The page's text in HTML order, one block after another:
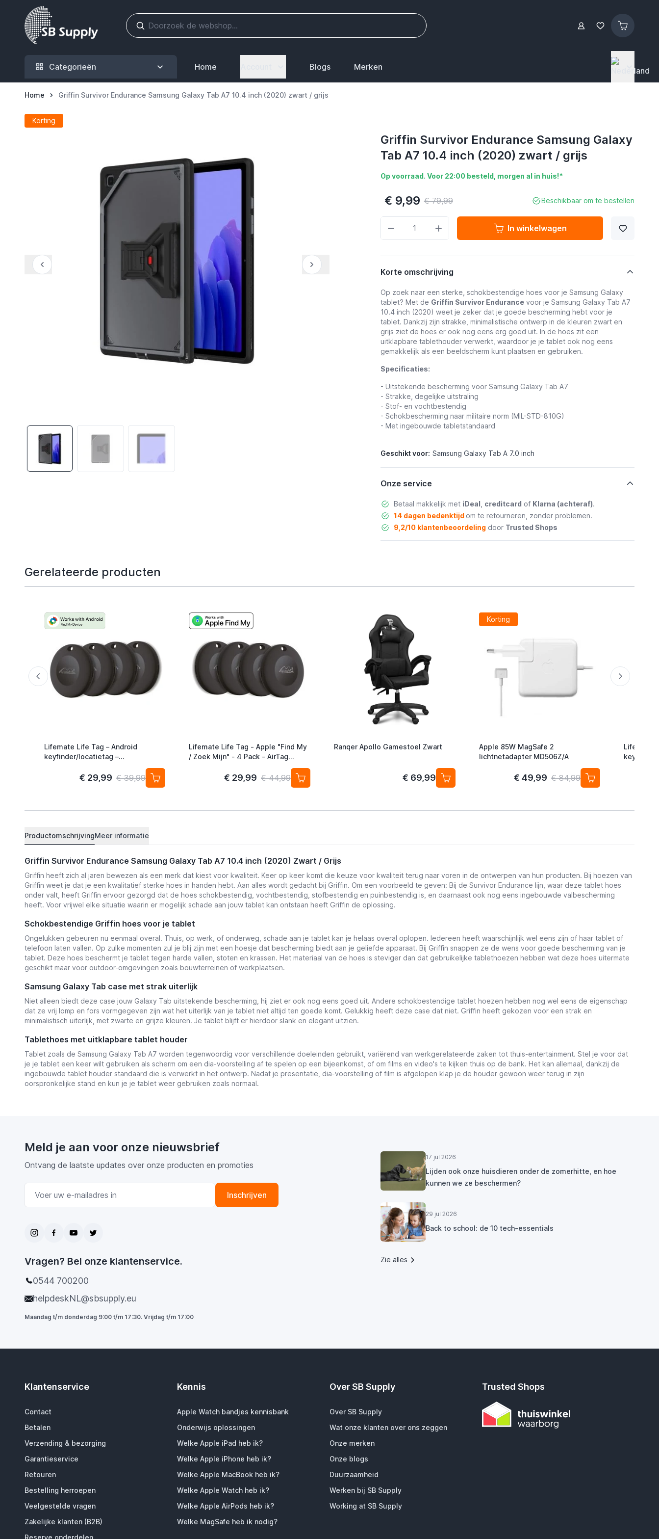
Ga naar de inhoud
Categorieën Home Blogs Merken
Home Griffin Survivor Endurance Samsung Galaxy Tab A7 10.4 inch (2020) zwart / grijs
Korting
Griffin Survivor Endurance Samsung Galaxy
Tab A7 10.4 inch (2020) zwart / grijs
Op voorraad. Voor 22:00 besteld, morgen al in huis!*
€ 9,99 € 79,99 Beschikbaar om te bestellen
In winkelwagen
Korte omschrijving
Op zoek naar een sterke, schokbestendige hoes voor je Samsung Galaxy
tablet? Met de Griffin Survivor Endurancevoor je Samsung Galaxy Tab A7
10.4 inch (2020) weet je zeker dat je goede bescherming hebt voor je
tablet. Dankzij zijn strakke, minimalistische ontwerp in de kleuren zwart en
grijs ziet de hoes er ook nog eens erg goed uit. In de hoes zit een
uitklapbare tablethouder verwerkt, waardoor je je tablet ook nog eens
gemakkelijk als een beeldscherm kunt plaatsen en gebruiken.
Specificaties:
- Uitstekende bescherming voor Samsung Galaxy Tab A7
- Strakke, degelijke uitstraling
- Stof- en vochtbestendig
- Schokbescherming naar militaire norm (MIL-STD-810G)
- Met ingebouwde tabletstandaard
Geschikt voor: Samsung Galaxy Tab A 7.0 inch
Onze service
Betaal makkelijk met iDeal creditcard of Klarna (achteraf).
14 dagen bedenktijd om te retourneren, zonder problemen.
9,2/10 klantenbeoordelingdoor Trusted Shops
Gerelateerde producten
Lifemate Life Tag – Android
keyfinder/locatietag –
Android/Google Find My Device –
€ 29,99 € 39,99
Lifemate Life Tag - Apple "Find My
/ Zoek Mijn" - 4 Pack - AirTag
€ 29,99 € 44,99
Ranqer Apollo Gamestoel Zwart
€ 69,99
Korting
Apple 85W MagSafe 2
lichtnetadapter MD506Z/A
€ 49,99 € 84,99
Lifemate
ProductomschrijvingMeer informatie
Griffin Survivor Endurance Samsung Galaxy Tab A7 10.4 inch (2020) Zwart / Grijs
Griffin heeft zich al jaren bewezen als een merk dat kiest voor kwaliteit. Keer op keer komt die keuze voor kwaliteit terug naar voren in de ontwerpen van hun producten. Bij hoezen van
Griffin weet je dat je een kwalitatief sterke hoes in handen hebt. Aan alles wordt gedacht bij Griffin. Om een voorbeeld te geven: Bij de Survivor Endurance lijn, waar deze tablet hoes
onder valt, heeft Griffin ervoor gezorgd dat de hoes schokbestendig, vochtbestendig, stofbestendig en puinbestendig is, en daarnaast ook nog eens ingebouwde valbescherming
heeft. Voor vrijwel elke situatie waarin er mogelijk schade aan jouw tablet kan ontstaan heeft Griffin de oplossing.
Schokbestendige Griffin hoes voor je tablet
Ongelukken gebeuren nu eenmaal overal. Thuis, op werk, of onderweg, schade aan je tablet kan je helaas overal oplopen. Iedereen heeft waarschijnlijk wel eens zijn of haar tablet of
telefoon laten vallen. Op zulke momenten zul je blij zijn met een hoesje dat bescherming biedt aan je geliefde apparaat. Bij Griffin snappen ze de wens voor goede bescherming van je
tablet. Deze hoes beschermt je tablet tegen harde vallen, stoten en krassen. Het materiaal van de hoes is steviger dan dat gebruikelijke tablethoezen hebben wat deze hoes uitermate
geschikt maar voor outdoor-omgevingen zoals bouwterreinen of werkplaatsen.
Samsung Galaxy Tab case met strak uiterlijk
Niet alleen biedt deze case jouw Galaxy Tab uitstekende bescherming, hij ziet er ook nog eens goed uit. Andere schokbestendige tablet hoezen hebben nog wel eens de eigenschap
dat ze vrij lomp en fors vormgegeven zijn wat het uiterlijk van je tablet niet altijd ten goede komt. Gelukkig heeft deze case dat niet. Griffin heeft gekozen voor een strak en
minimalistisch uiterlijk, met zwarte en grijze kleuren. Je tablet blijft er hierdoor slank en elegant uitzien.
Tablethoes met uitklapbare tablet houder
Tablet zoals de Samsung Galaxy Tab A7 worden tegenwoordig voor verschillende doeleinden gebruikt, variërend van werkgerelateerde zaken tot thuis-entertainment. Stel je voor dat
je je tablet een keer wilt gebruiken als scherm om een dia-voorstelling af te spelen op een bijeenkomst, of om films en video's te kijken thuis op de bank. Het kan allemaal, dankzij de
ingebouwde tablet houder standaard die is verwerkt in het ontwerp. Nadat je presentatie, dia-voorstelling of film is afgelopen klap je de houder gewoon weer terug in zijn
oorspronkelijke stand en kun je je tablet weer gebruiken zoals normaal.
Meld je aan voor onze nieuwsbrief
Ontvang de laatste updates over onze producten en promoties
Inschrijven
Vragen? Bel onze klantenservice.
0544 700200
helpdeskNL@sbsupply.eu
Maandag t/m donderdag 9:00 t/m 17:30. Vrijdag t/m 17:00
17 jul 2026
Lijden ook onze huisdieren onder de zomerhitte, en hoe
kunnen we ze beschermen?
29 jul 2026
Back to school: de 10 tech-essentials
Zie alles
Klantenservice
Contact
Betalen
Verzending & bezorging
Garantieservice
Retouren
Bestelling herroepen
Veelgestelde vragen
Zakelijke klanten (B2B)
Reserve onderdelen
Kennis
Apple Watch bandjes kennisbank
Onderwijs oplossingen
Welke Apple iPad heb ik?
Welke Apple iPhone heb ik?
Welke Apple MacBook heb ik?
Welke Apple Watch heb ik?
Welke Apple AirPods heb ik?
Welke MagSafe heb ik nodig?
Over SB Supply
Over SB Supply
Wat onze klanten over ons zeggen
Onze merken
Onze blogs
Duurzaamheid
Werken bij SB Supply
Working at SB Supply
Trusted Shops